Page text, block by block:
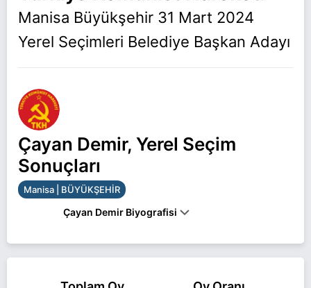
Manisa Büyükşehir 31 Mart 2024
Yerel Seçimleri Belediye Başkan Adayı
Çayan Demir, Yerel Seçim
Sonuçları
Manisa | BÜYÜKŞEHİR
Çayan Demir Biyografisi
başkan adayı olarak TKH ile 31 Mart 2024 yerel